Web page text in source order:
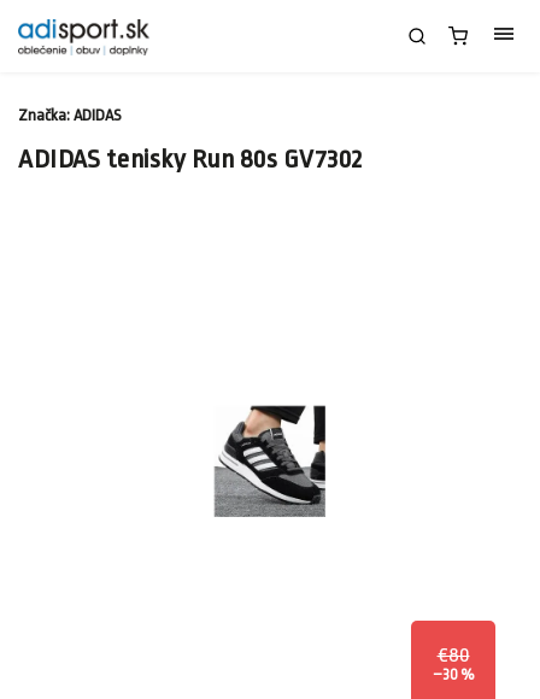
ADIDAS tenisky Run 80s GV7302
€80
–30 %
Značka: ADIDAS